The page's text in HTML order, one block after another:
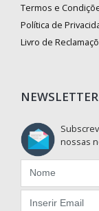
Termos e
Política de
Livro de
NEWSLETTER
nossas